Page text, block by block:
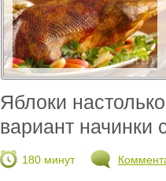
Яблоки
вариант начинки
180 минут